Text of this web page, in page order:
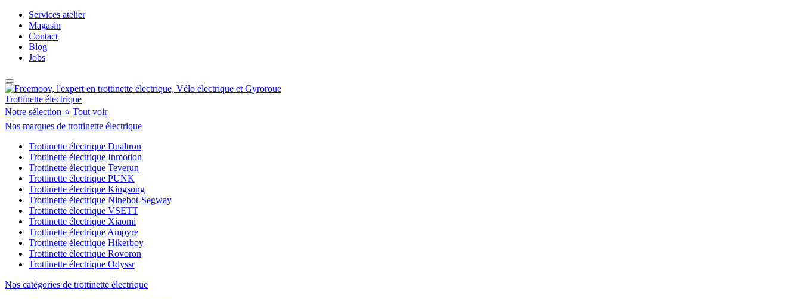
Services atelier
Magasin
Contact
Blog
Jobs
Trottinette électrique
Notre sélection ⭐ Tout voir
Nos marques de trottinette électrique
Trottinette électrique Dualtron
Trottinette électrique Inmotion
Trottinette électrique Teverun
Trottinette électrique PUNK
Trottinette électrique Kingsong
Trottinette électrique Ninebot-Segway
Trottinette électrique VSETT
Trottinette électrique Xiaomi
Trottinette électrique Ampyre
Trottinette électrique Hikerboy
Trottinette électrique Rovoron
Trottinette électrique Odyssr
Nos catégories de trottinette électrique